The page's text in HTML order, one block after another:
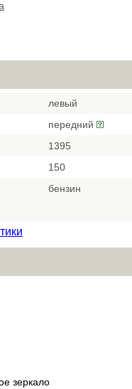
левый
передний
1395
150
бензин
зеркало